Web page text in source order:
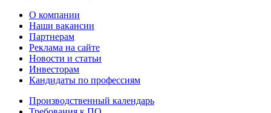
О компании
Наши вакансии
Партнерам
Реклама на сайте
Новости и статьи
Инвесторам
Кандидаты по профессиям
Производственный календарь